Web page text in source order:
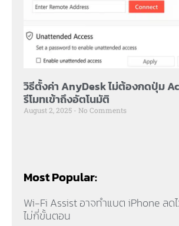
วิธีตั้งค่า AnyDesk ไม่ต้องกดปุ่ม
รีโมทเข้าถึงอัตโนมัติ
August 2, 2025 No Comments
Most Popular:
Wi-Fi Assist อาจทำแบต iPhone ลด
ไม่กี่ขั้นตอน